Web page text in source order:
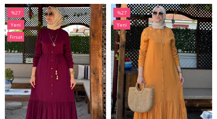
%27
İndirim
%27İndirim
Yeni
Ürün
Fırsat
Ürünü
%27
İndirim
%27İndirim
Yeni
Ürün